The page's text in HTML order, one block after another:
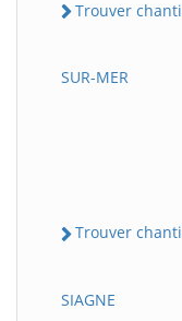
Trouver
SUR-MER
Trouver
SIAGNE